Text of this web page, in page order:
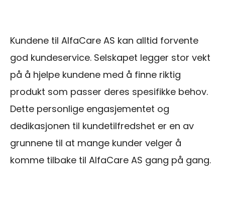
Kundene til AlfaCare AS kan alltid forvente
god kundeservice. Selskapet legger stor vekt
på å hjelpe kundene med å finne riktig
produkt som passer deres spesifikke behov.
Dette personlige engasjementet og
dedikasjonen til kundetilfredshet er en av
grunnene til at mange kunder velger å
komme tilbake til AlfaCare AS gang på gang.